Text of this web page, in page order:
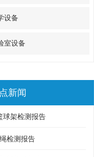
设备
室设备
新闻
球架检测报告
检测报告